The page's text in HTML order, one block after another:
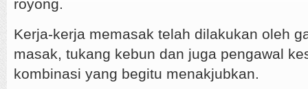
royong.
Kerja-kerja memasak telah dilakukan oleh
masak, tukang kebun dan juga pengawal
kombinasi yang begitu menakjubkan.